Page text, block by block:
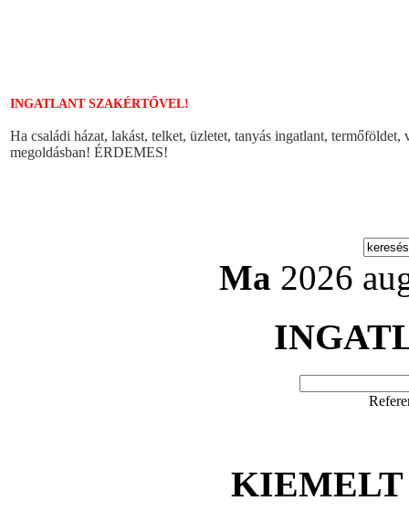
INGATLANT SZAKÉRTŐVEL!
Ha családi házat, lakást, telket, üzletet, tanyás ingatlant,
megoldásban! ÉRDEMES!
Ma 2026